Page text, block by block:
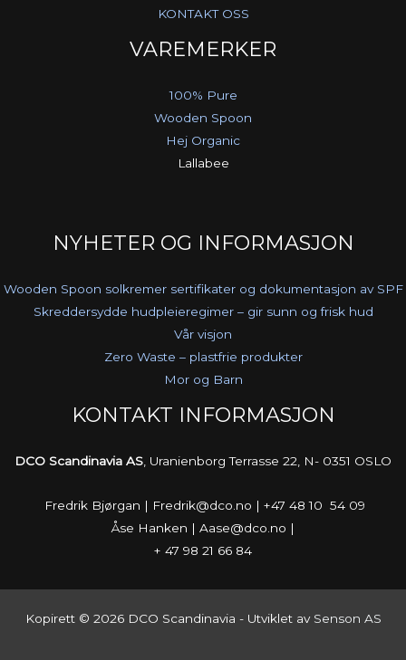
KONTAKT OSS
VAREMERKER
100% Pure
Wooden Spoon
Hej Organic
Lallabee
NYHETER OG INFORMASJON
Wooden Spoon solkremer sertifikater og dokumentasjon av SPF
Skreddersydde hudpleieregimer – gir sunn og frisk hud
Vår visjon
Zero Waste – plastfrie produkter
Mor og Barn
KONTAKT INFORMASJON
DCO Scandinavia AS, Uranienborg Terrasse 22, N- 0351 OSLO
Fredrik Bjørgan | Fredrik@dco.no | +47 48 10 54 09
Åse Hanken | Aase@dco.no |
+ 47 98 21 66 84
Kopirett © 2026 DCO Scandinavia - Utviklet av Senson AS